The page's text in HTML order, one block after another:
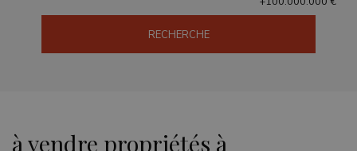
RECHERCHE
à vendre propriétés à